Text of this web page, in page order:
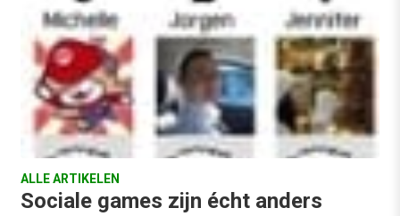
ALLE ARTIKELEN
Sociale games zijn écht anders